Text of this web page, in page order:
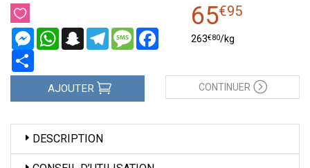
MessengerWhatsAppSnapchatTelegramMessageFacebook
65€95
263€80/kg
AJOUTER CONTINUER
DESCRIPTION